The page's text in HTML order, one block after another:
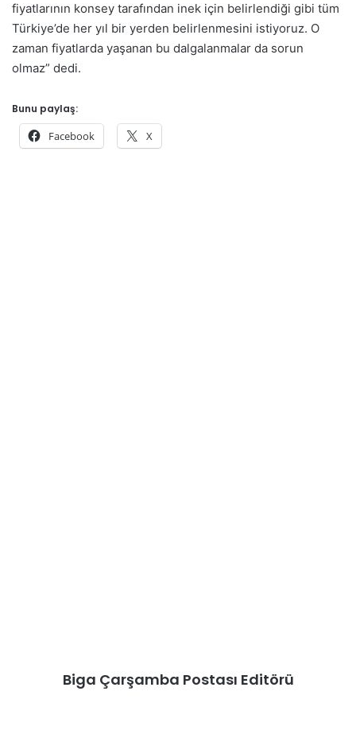
fiyatlarının konsey tarafından inek için belirlendiği gibi tüm
Türkiye’de her yıl bir yerden belirlenmesini istiyoruz. O
zaman fiyatlarda yaşanan bu dalgalanmalar da sorun
olmaz” dedi.
Bunu paylaş:
Facebook X
Biga Çarşamba Postası Editörü